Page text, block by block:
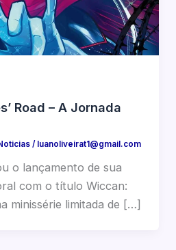
Road – A Jornada
/ luanoliveirat1@gmail.com
o lançamento de sua
com o título Wiccan:
minissérie limitada de […]